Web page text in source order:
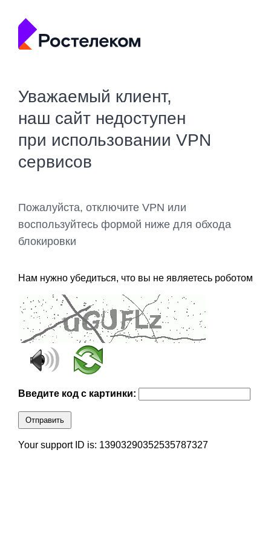
Уважаемый клиент,
наш сайт недоступен
при использовании VPN
сервисов
Пожалуйста, отключите VPN или
воспользуйтесь формой ниже для обхода
блокировки
Нам нужно убедиться, что вы не являетесь роботом
Введите код с картинки:
Отправить
Your support ID is: 13903290352535787327